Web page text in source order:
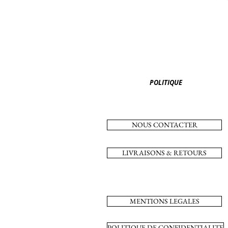
POLITIQUE
NOUS CONTACTER
LIVRAISONS & RETOURS
MENTIONS LEGALES